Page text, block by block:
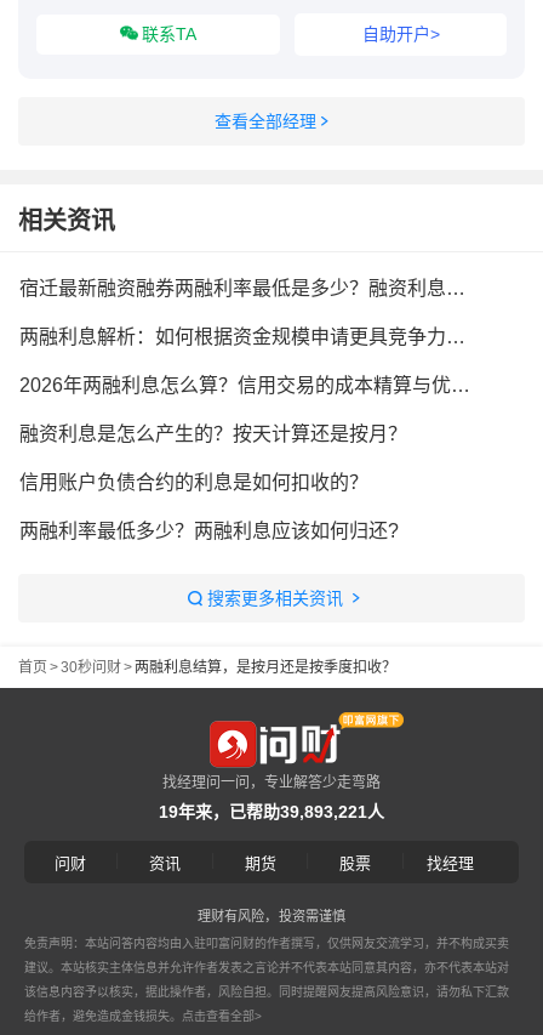
联系TA 自助开户>
查看全部经理
相关资讯
宿迁最新融资融券两融利率最低是多少？融资利息怎么收？
两融利息解析：如何根据资金规模申请更具竞争力的利率？
2026年两融利息怎么算？信用交易的成本精算与优化建议
融资利息是怎么产生的？按天计算还是按月？
信用账户负债合约的利息是如何扣收的？
两融利率最低多少？两融利息应该如何归还?
搜索更多相关资讯
首页 >30秒问财> 两融利息结算，是按月还是按季度扣收？
找经理问一问，专业解答少走弯路
19年来，已帮助39,893,221人
问财 资讯 期货 股票 找经理
理财有风险，投资需谨慎
免责声明：本站问答内容均由入驻叩富问财的作者撰写，仅供网友交流学习，并不构成买卖
建议。本站核实主体信息并允许作者发表之言论并不代表本站同意其内容，亦不代表本站对
该信息内容予以核实，据此操作者，风险自担。同时提醒网友提高风险意识，请勿私下汇款
给作者，避免造成金钱损失。 点击查看全部>